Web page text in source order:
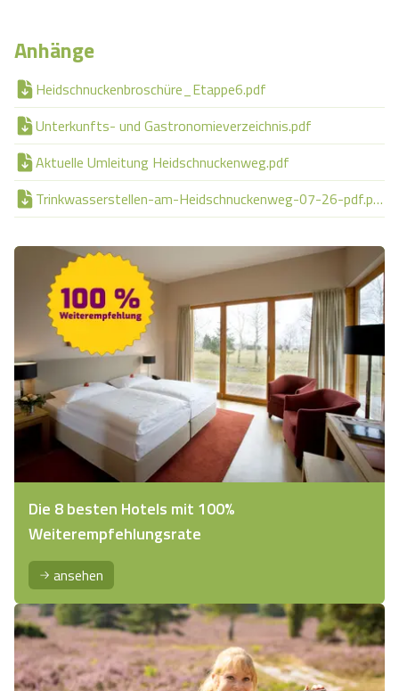
Anhänge
Heidschnuckenbroschüre_Etappe6.pdf
Unterkunfts- und Gastronomieverzeichnis.pdf
Aktuelle Umleitung Heidschnuckenweg.pdf
Trinkwasserstellen-am-Heidschnuckenweg-07-26-pdf.pdf
Die 8 besten Hotels mit 100%
Weiterempfehlungsrate
ansehen